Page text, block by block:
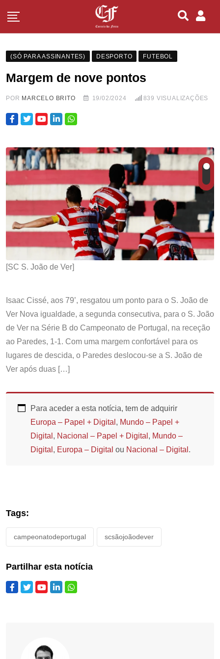
(SÓ PARA ASSINANTES) DESPORTO FUTEBOL
Margem de nove pontos
POR MARCELO BRITO 19/02/2024 839 VISUALIZAÇÕES
[SC S. João de Ver]
Isaac Cissé, aos 79’, resgatou um ponto para o S. João de
Ver Nova igualdade, a segunda consecutiva, para o S. João
de Ver na Série B do Campeonato de Portugal, na receção
ao Paredes, 1-1. Com uma margem confortável para os
lugares de descida, o Paredes deslocou-se a S. João de
Ver após duas […]
Para aceder a esta notícia, tem de adquirir
Europa – Papel + Digital , Mundo – Papel +
Digital , Nacional – Papel + Digital , Mundo –
Digital , Europa – Digital ou Nacional – Digital .
Tags:
campeonatodeportugal scsãojoãodever
Partilhar esta notícia